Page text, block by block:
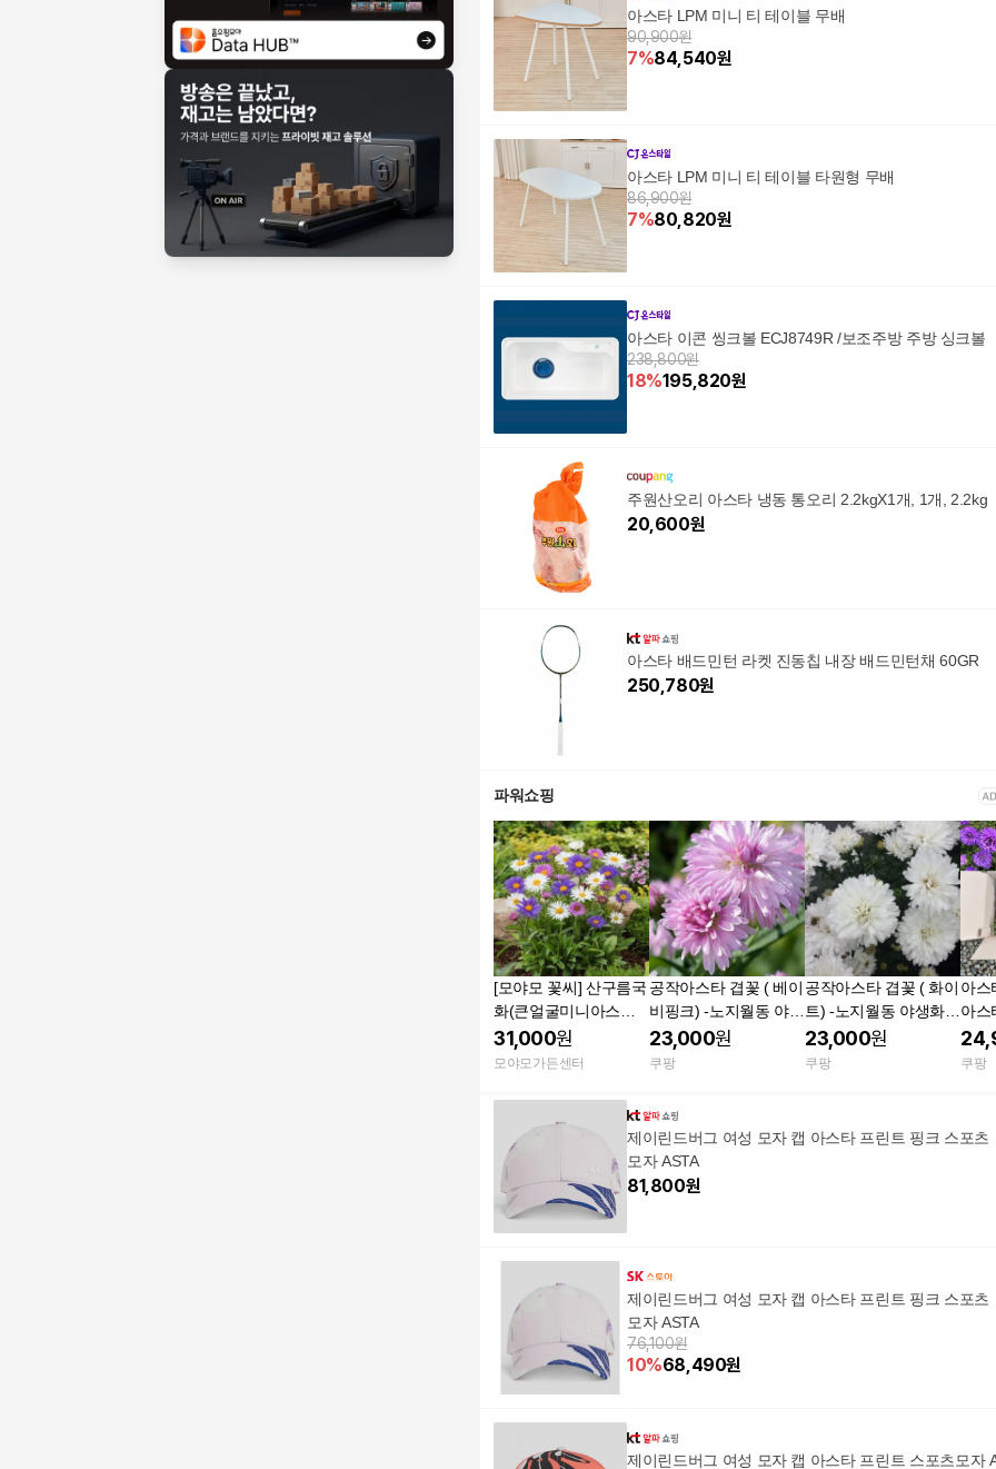
아스타 LPM 미니 티 테이블 무배
90,900원
7%84,540원
아스타 LPM 미니 티 테이블 타원형 무배
86,900원
7%80,820원
아스타 이콘 씽크볼 ECJ8749R /보조주방 주방 싱크볼
238,800원
18%195,820원
주원산오리 아스타 냉동 통오리 2.2kgX1개, 1개, 2.2kg
20,600원
아스타 배드민턴 라켓 진동칩 내장 배드민턴채 60GR
250,780원
파워쇼핑
[모야모 꽃씨] 산구름국
화(큰얼굴미니아스타)
혼합색 씨앗 대포장 40
0립
31,000원
모야모가든센터
공작아스타 겹꽃 ( 베이
비핑크) -노지월동 야생
화 모종- 7치포트 AP38
1
23,000원
쿠팡
공작아스타 겹꽃 ( 화이
트) -노지월동 야생화
모종- 7치포트 AP380
23,000원
쿠팡
아스
아스
동
쿠팡
제이린드버그 여성 모자 캡 아스타 프린트 핑크 스포츠
모자 ASTA
81,800원
제이린드버그 여성 모자 캡 아스타 프린트 핑크 스포츠
모자 ASTA
76,100원
10%68,490원
제이린드버그 여성 모자 캡 아스타 프린트 스포츠모자